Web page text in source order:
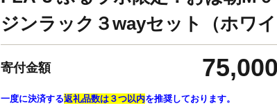
ジンラック３wayセット（ホワイ
寄付金額 75,000
一度に決済する返礼品数は３つ以内を推奨しております。